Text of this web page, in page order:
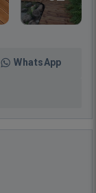
WhatsApp